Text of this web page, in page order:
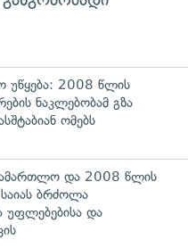
უწყება: 2008 წლის
ნაკლებობამ გზა
ომებს
და 2008 წლის
ბრძოლა
და